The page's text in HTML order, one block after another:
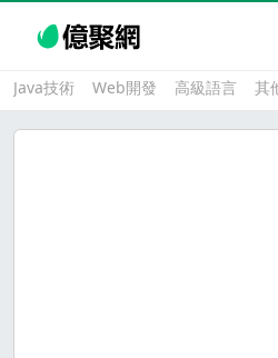
Java技術 Web開發 高級語言 其